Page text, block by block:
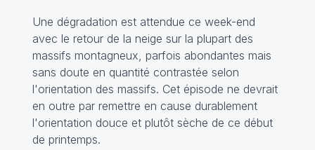
Une dégradation est attendue ce week-end
avec le retour de la neige sur la plupart des
massifs montagneux, parfois abondantes mais
sans doute en quantité contrastée selon
l'orientation des massifs. Cet épisode ne devrait
en outre par remettre en cause durablement
l'orientation douce et plutôt sèche de ce début
de printemps.